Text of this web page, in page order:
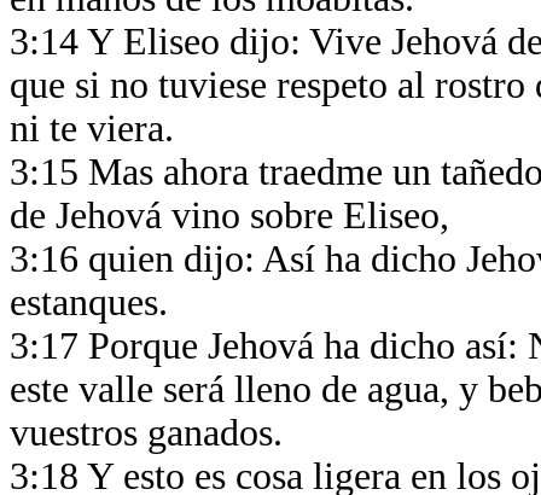
3:14 Y Eliseo dijo: Vive Jehová
que si no tuviese respeto al
ni te viera.
3:15 Mas ahora traedme un
de Jehová vino sobre Eliseo,
3:16 quien dijo: Así ha dicho
estanques.
3:17 Porque Jehová ha dicho
este valle será lleno de agua, y
vuestros ganados.
3:18 Y esto es cosa ligera en los